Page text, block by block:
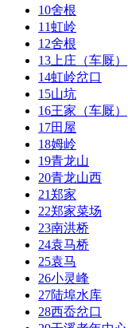
10舍根
11虹岭
12舍根
13 上庄（车厩）
14虹岭岔口
15山坑
16王家（车厩）
17田屋
18姆岭
19青龙山
20青龙山西
21郑家
22郑家菜场
23南洪桥
24袁马桥
25袁马
26小灵峰
27陆埠水库
28西岙岔口